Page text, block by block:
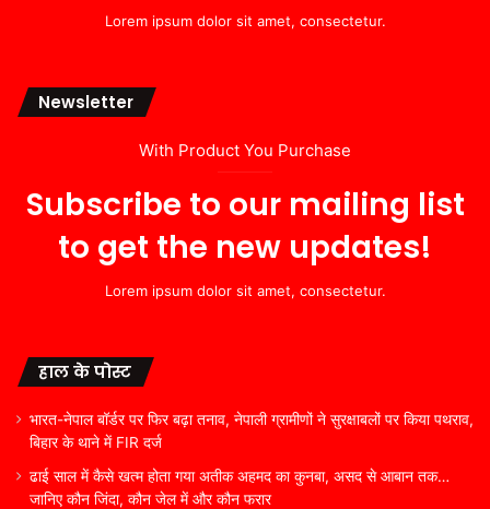
Lorem ipsum dolor sit amet, consectetur.
Newsletter
With Product You Purchase
Subscribe to our mailing list
to get the new updates!
Lorem ipsum dolor sit amet, consectetur.
हाल के पोस्ट
भारत-नेपाल बॉर्डर पर फिर बढ़ा तनाव, नेपाली ग्रामीणों ने सुरक्षाबलों पर किया पथराव,
बिहार के थाने में FIR दर्ज
ढाई साल में कैसे खत्म होता गया अतीक अहमद का कुनबा, असद से आबान तक…
जानिए कौन जिंदा, कौन जेल में और कौन फरार